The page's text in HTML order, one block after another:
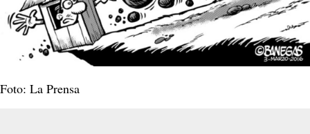
Foto: La Prensa